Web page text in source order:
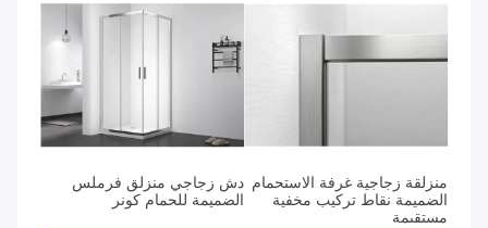
Match 4
منزلقة زجاجية غرفة الاستحمام
الضميمة نقاط تركيب مخفية
مستقيمة
دش زجاجي منزلق فرملس
الضميمة للحمام كونر